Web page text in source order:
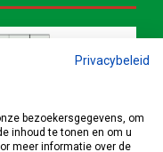
Privacybeleid
bezoekersgegevens, om
inhoud te tonen en om u
meer informatie over de